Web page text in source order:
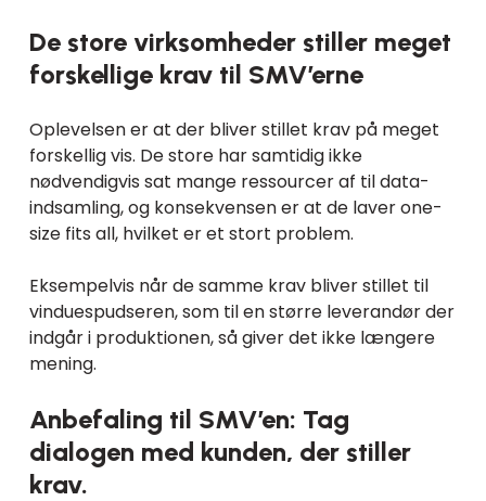
De store virksomheder stiller meget
forskellige krav til SMV’erne
Oplevelsen er at der bliver stillet krav på meget
forskellig vis. De store har samtidig ikke
nødvendigvis sat mange ressourcer af til data-
indsamling, og konsekvensen er at de laver one-
size fits all, hvilket er et stort problem.
Eksempelvis når de samme krav bliver stillet til
vinduespudseren, som til en større leverandør der
indgår i produktionen, så giver det ikke længere
mening.
Anbefaling til SMV’en: Tag
dialogen med kunden, der stiller
krav.